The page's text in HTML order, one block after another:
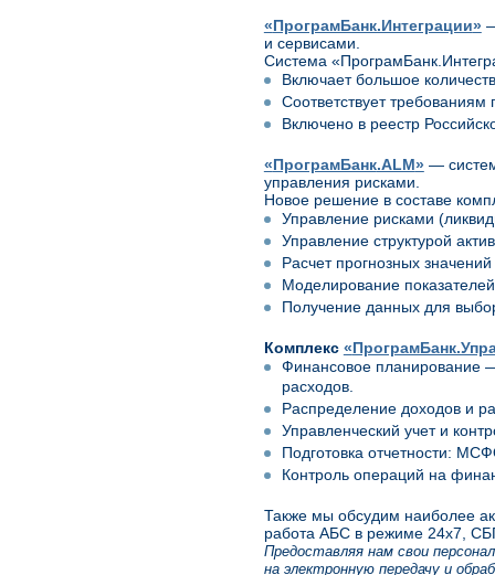
«ПрограмБанк.Интеграции»
и сервисами.
Система
Включает большое
Соответствует требованиям
Включено в реестр
«ПрограмБанк.ALM»—
управления рисками.
Новое решение в составе
Управление рисками
Управление структурой
Расчет прогнозных
Моделирование
Получение данных для
Комплекс «
Финансовое планирование
расходов.
Распределение доходов и
Управленческий учет и
Подготовка отчетности:
Контроль операций на
Также мы обсудим наиболее
работа АБС в режиме 24х7,
Предоставляя нам свои
на электронную передачу и